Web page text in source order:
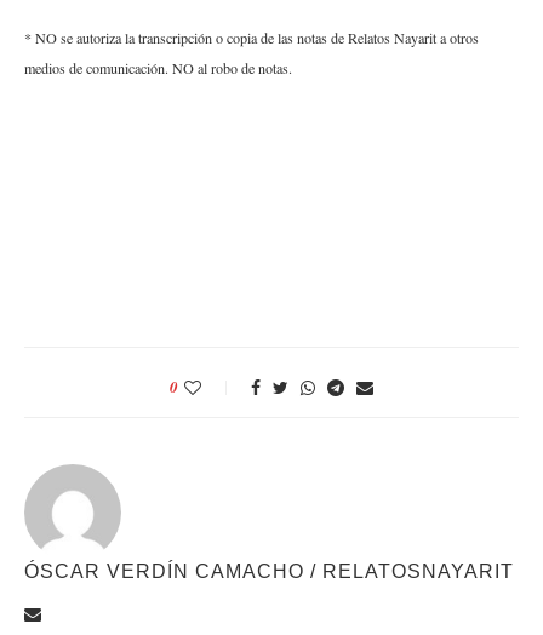
* NO se autoriza la transcripción o copia de las notas de Relatos Nayarit a otros
medios de comunicación. NO al robo de notas.
0
ÓSCAR VERDÍN CAMACHO / RELATOSNAYARIT